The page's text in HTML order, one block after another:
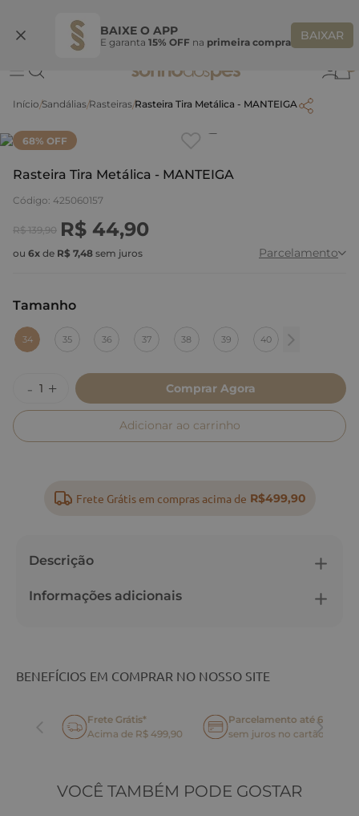
BAIXE O APP
E garanta 15% OFF na primeira compra BAIXAR
Ganhe 10% OFF na coleção utilizando o código do seu vendedor*
Sandálias Rasteiras Rasteira Tira Metálica - MANTEIGA
68% OFF
Rasteira Tira Metálica - MANTEIGA
Código: 425060157
R$ 139,90 R$ 44,90
ou 6x de R$ 7,48 sem juros Parcelamento
Tamanho
: 34
34 35 36 37 38 39 40
Comprar Agora
Adicionar ao carrinho
Frete Grátis em compras acima de R$499,90
Descrição
Informações adicionais
BENEFÍCIOS EM COMPRAR NO NOSSO SITE
Frete Grátis*
Acima de R$ 499,90
Parcelamento até 6x
sem juros no cartão
VOCÊ TAMBÉM PODE GOSTAR